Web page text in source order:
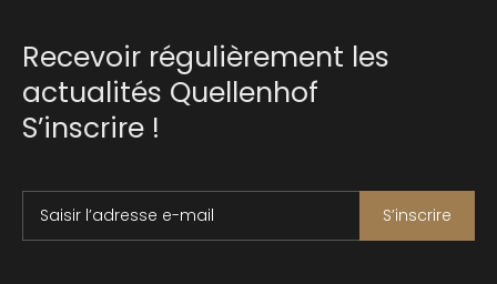
Recevoir régulièrement les
actualités Quellenhof
S’inscrire !
Saisir l’adresse e-mail S’inscrire